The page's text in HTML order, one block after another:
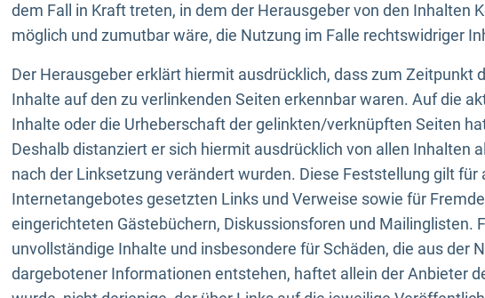
dem Fall in Kraft treten, in dem der Herausgeber von den Inhalten
möglich und zumutbar wäre, die Nutzung im Falle rechtswidriger
Der Herausgeber erklärt hiermit ausdrücklich, dass zum Zeitpunkt
Inhalte auf den zu verlinkenden Seiten erkennbar waren. Auf die
Inhalte oder die Urheberschaft der gelinkten/verknüpften Seiten
Deshalb distanziert er sich hiermit ausdrücklich von allen Inhalten
nach der Linksetzung verändert wurden. Diese Feststellung gilt für
Internetangebotes gesetzten Links und Verweise sowie für
eingerichteten Gästebüchern, Diskussionsforen und Mailinglisten.
unvollständige Inhalte und insbesondere für Schäden, die aus der
dargebotener Informationen entstehen, haftet allein der Anbieter